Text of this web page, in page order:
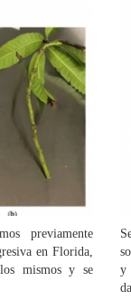
previamente
en Florida,
mismos y se
y